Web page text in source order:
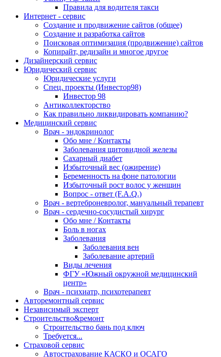
Правила для водителя такси
Интернет - сервис
Создание и продвижение сайтов (общее)
Создание и разработка сайтов
Поисковая оптимизация (продвижение) сайтов
Копирайт, редизайн и многое другое
Дизайнерский сервис
Юридический сервис
Юридические услуги
Спец. проекты (Инвестор98)
Инвестор 98
Антиколлекторство
Как правильно ликвидировать компанию?
Медицинский сервис
Врач - эндокринолог
Обо мне / Контакты
Заболевания щитовидной железы
Сахарный диабет
Избыточный вес (ожирение)
Беременность на фоне патологии
Избыточный рост волос у женщин
Вопрос - ответ (F.A.Q.)
Врач - вертеброневролог, мануальный терапевт
Врач - сердечно-сосудистый хирург
Обо мне / Контакты
Боль в ногах
Заболевания
Заболевания вен
Заболевание артерий
Виды лечения
ФГУ «Южный окружной медицинский
центр»
Врач - психиатр, психотерапевт
Авторемонтный сервис
Независимый эксперт
Строительство&ремонт
Строительство бань под ключ
Требуется...
Страховой сервис
Автострахование КАСКО и ОСАГО